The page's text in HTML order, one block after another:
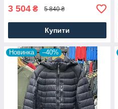
3 504 ₴ 5 840 ₴
Купити
Новинка –40%